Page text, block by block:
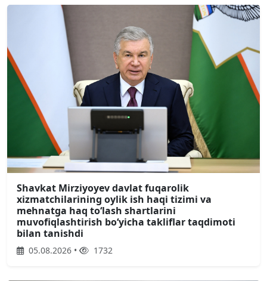
Shavkat Mirziyoyev davlat fuqarolik
xizmatchilarining oylik ish haqi tizimi va
mehnatga haq toʻlash shartlarini
muvofiqlashtirish boʻyicha takliflar taqdimoti
bilan tanishdi
05.08.2026 • 1732